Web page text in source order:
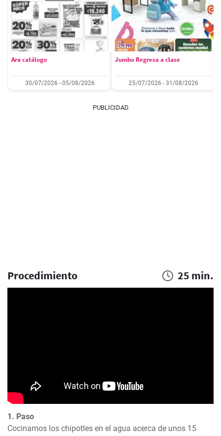
Ara catálogo
30/07/2026 - 05/08/2026
Jumbo Regresa a clase
25/07/2026 - 31/08/2026
PUBLICIDAD
Procedimiento 25 min.
1. Paso
Cocinamos los chipotles en el agua acerca de unos 15